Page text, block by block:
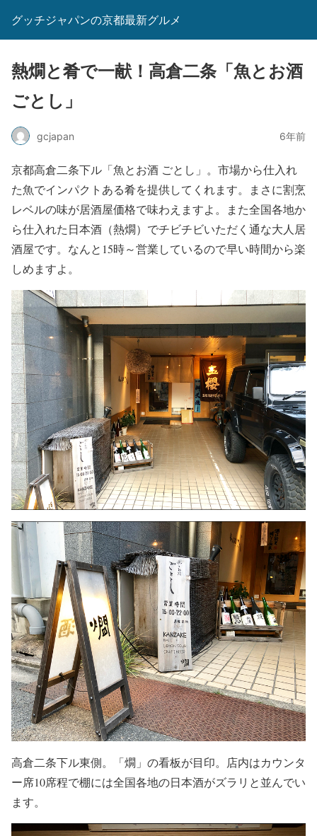
グッチジャパンの京都最新グルメ
熱燗と肴で一献！高倉二条「魚とお酒
ごとし」
gcjapan 6年前
京都高倉二条下ル「魚とお酒 ごとし」。市場から仕入れ
た魚でインパクトある肴を提供してくれます。まさに割烹
レベルの味が居酒屋価格で味わえますよ。また全国各地か
ら仕入れた日本酒（熱燗）でチビチビいただく通な大人居
酒屋です。なんと15時～営業しているので早い時間から楽
しめますよ。
高倉二条下ル東側。「燗」の看板が目印。店内はカウンタ
ー席10席程で棚には全国各地の日本酒がズラリと並んでい
ます。